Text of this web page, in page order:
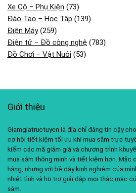
Xe Cộ – Phụ Kiện (73)
Đào Tạo – Học Tập (139)
Điện Máy(259)
Điện tử – Đồ công nghệ (783)
Đồ Chơi – Vật Nuôi (53)
Giới thiệu
Giamgiatructuyen là địa chỉ đáng tin cậy
cơ hội tiết kiệm tối ưu khi mua sắm trực
kiếm các mã giảm giá và chương trình
mua sắm thông minh và tiết kiệm hơn. Mặc
hàng, nhưng với bề dày kinh nghiệm của
nhiệt tình và hỗ trợ giải đáp mọi thắc mắc
sắm.